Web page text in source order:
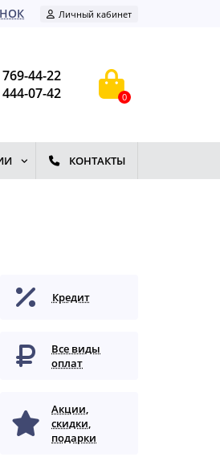
Личный кабинет
44-22
07-42
0
КОНТАКТЫ
Кредит
Все виды
оплат
Акции,
скидки,
подарки